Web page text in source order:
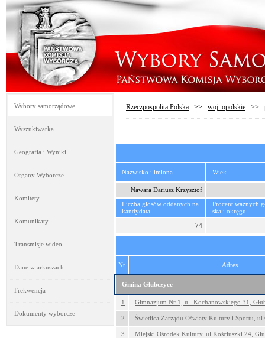
Wybory samorządowe
Wyszukiwarka
Geografia i Wyniki
Organy Wyborcze
Komitety
Komunikaty
Transmisje wideo
Dane w arkuszach
Frekwencja
Dokumenty wyborcze
Rzeczpospolita Polska >> woj. opolskie >>
Nazwisko i imiona Wiek
Nawara Dariusz Krzysztof
Liczba głosów oddanych na
kandydata
Procent ważnych
skali okręgu
74
Nr Adres
Gmina Głubczyce
1 Gimnazjum Nr 1, ul. Kochanowskiego 31,
2 Świetlica Zarządu Oświaty Kultury i Sportu,
3 Miejski Ośrodek Kultury, ul.Kościuszki 24,